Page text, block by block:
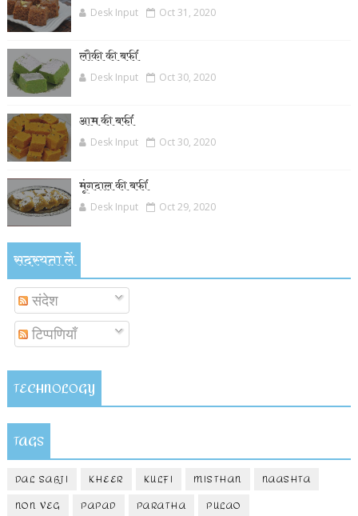
Desk Input Oct 31, 2020
लौकी की बर्फी
Desk Input Oct 30, 2020
आम की बर्फी
Desk Input Oct 30, 2020
मूंगदाल की बर्फी
Desk Input Oct 29, 2020
सदस्यता लें
संदेश
टिप्पणियाँ
TECHNOLOGY
TAGS
DAL SABJI KHEER KULFI MISTHAN
NAASHTA
NON VEG
PAPAD PARATHA
PULAO